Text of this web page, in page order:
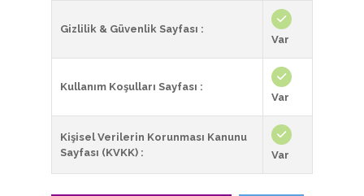
Gizlilik & Güvenlik Sayfası :
Var
Kullanım Koşulları Sayfası :
Var
Kişisel Verilerin Korunması Kanunu
Sayfası (KVKK) :
Var